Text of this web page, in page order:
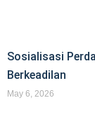
Sosialisasi
Berkeadilan
May 6, 2026